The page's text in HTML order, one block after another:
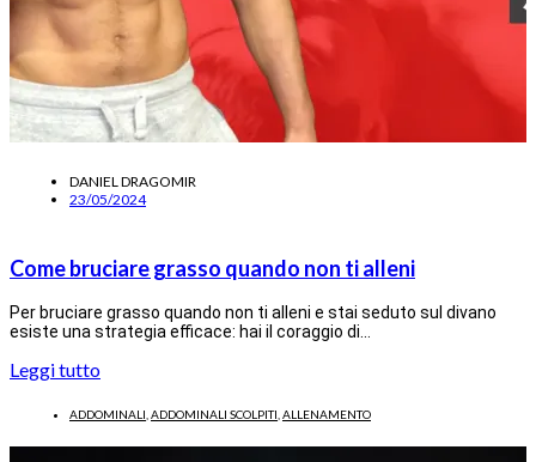
DANIEL DRAGOMIR
23/05/2024
Come bruciare grasso quando non ti alleni
Per bruciare grasso quando non ti alleni e stai seduto sul divano
esiste una strategia efficace: hai il coraggio di…
Leggi tutto
ADDOMINALI ADDOMINALI SCOLPITI ALLENAMENTO